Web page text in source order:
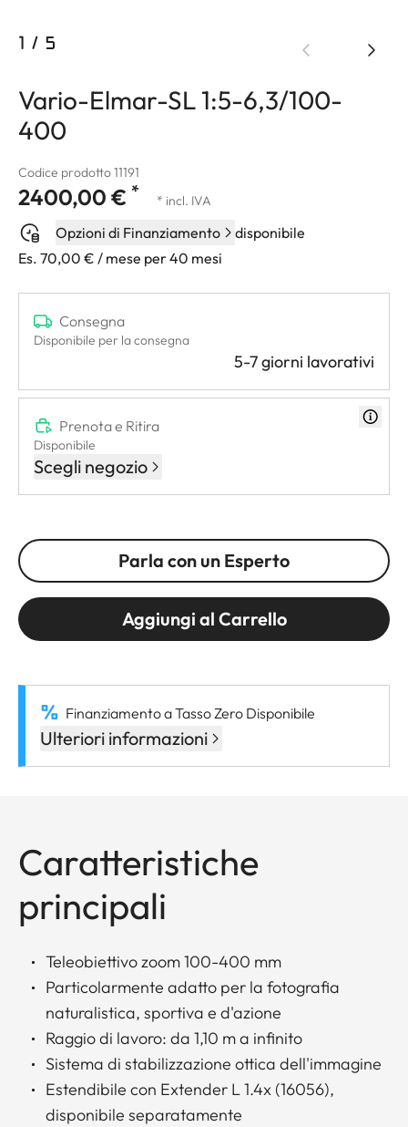
1 / 5
Vario-Elmar-SL 1:5-6,3/100-
400
Codice prodotto 11191
2400,00 € * * incl. IVA
Opzioni di Finanziamento
disponibile
Es. 70,00 € / mese per 40 mesi
Consegna
Disponibile per la consegna
5-7 giorni lavorativi
Prenota e Ritira
Disponibile
Scegli negozio
Parla con un Esperto
Aggiungi al Carrello
Finanziamento a Tasso Zero Disponibile
Ulteriori informazioni
Caratteristiche
principali
Teleobiettivo zoom 100-400 mm
Particolarmente adatto per la fotografia
naturalistica, sportiva e d'azione
Raggio di lavoro: da 1,10 m a infinito
Sistema di stabilizzazione ottica dell'immagine
Estendibile con Extender L 1.4x (16056),
disponibile separatamente